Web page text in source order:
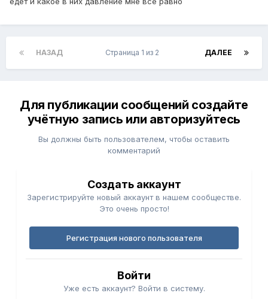
НАЗАД ДАЛЕЕ
Страница 1 из 2
Для публикации сообщений создайте
учётную запись или авторизуйтесь
Вы должны быть пользователем, чтобы оставить
комментарий
Создать аккаунт
Зарегистрируйте новый аккаунт в нашем сообществе.
Это очень просто!
Регистрация нового пользователя
Войти
Уже есть аккаунт? Войти в систему.